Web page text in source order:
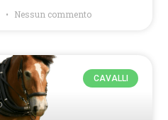
Nessun commento
CAVALLI